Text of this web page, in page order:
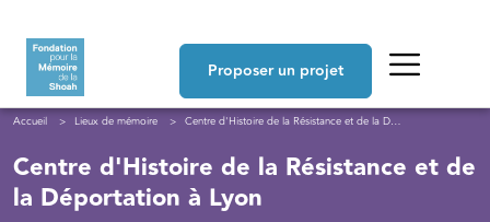
Proposer un projet
Fil d'Ariane
Accueil Lieux de mémoire Centre d'Histoire de la Résistance et de la Déportation à Lyon
Centre d'Histoire de la Résistance et de
la Déportation à Lyon